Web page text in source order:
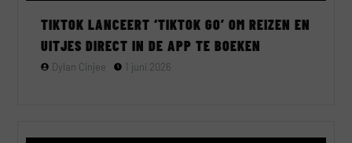
TIKTOK LANCEERT ‘TIKTOK GO’ OM REIZEN EN
UITJES DIRECT IN DE APP TE BOEKEN
Dylan Cinjee 1 juni 2026